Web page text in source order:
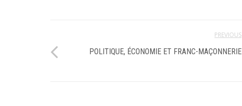
PREVIOUS
POLITIQUE, ÉCONOMIE ET FRANC-MAÇONNERIE